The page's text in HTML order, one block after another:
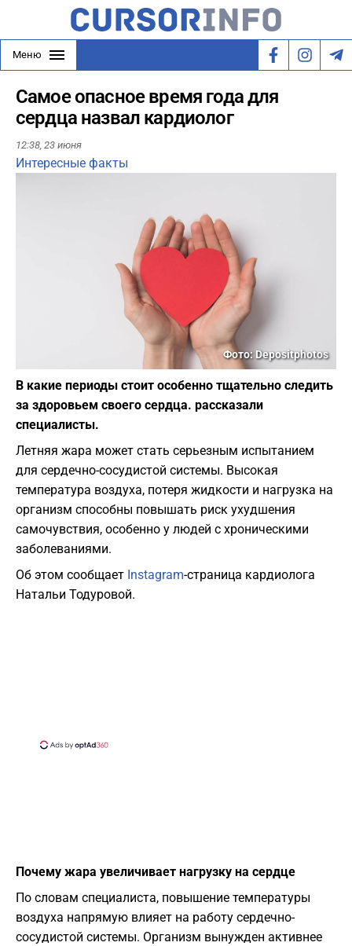
Меню
Самое опасное время года для
сердца назвал кардиолог
12:38, 23 июня
Интересные факты
Фото: Depositphotos
В какие периоды стоит особенно тщательно следить
за здоровьем своего сердца. рассказали
специалисты.
Летняя жара может стать серьезным испытанием
для сердечно-сосудистой системы. Высокая
температура воздуха, потеря жидкости и нагрузка на
организм способны повышать риск ухудшения
самочувствия, особенно у людей с хроническими
заболеваниями.
Об этом сообщает Instagram-страница кардиолога
Натальи Тодуровой.
Почему жара увеличивает нагрузку на сердце
По словам специалиста, повышение температуры
воздуха напрямую влияет на работу сердечно-
сосудистой системы. Организм вынужден активнее